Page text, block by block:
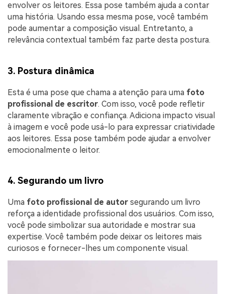
envolver os leitores. Essa pose também ajuda a contar
uma história. Usando essa mesma pose, você também
pode aumentar a composição visual. Entretanto, a
relevância contextual também faz parte desta postura.
3. Postura dinâmica
Esta é uma pose que chama a atenção para uma foto
profissional de escritor. Com isso, você pode refletir
claramente vibração e confiança. Adiciona impacto visual
à imagem e você pode usá-lo para expressar criatividade
aos leitores. Essa pose também pode ajudar a envolver
emocionalmente o leitor.
4. Segurando um livro
Uma foto profissional de autor segurando um livro
reforça a identidade profissional dos usuários. Com isso,
você pode simbolizar sua autoridade e mostrar sua
expertise. Você também pode deixar os leitores mais
curiosos e fornecer-lhes um componente visual.